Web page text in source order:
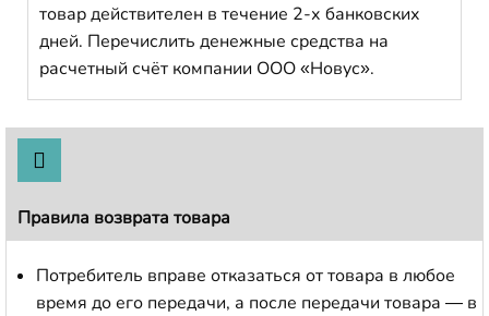
товар действителен в течение 2-х банковских
дней. Перечислить денежные средства на
расчетный счёт компании ООО «Новус».
Правила возврата товара
Потребитель вправе отказаться от товара в любое
время до его передачи, а после передачи товара — в